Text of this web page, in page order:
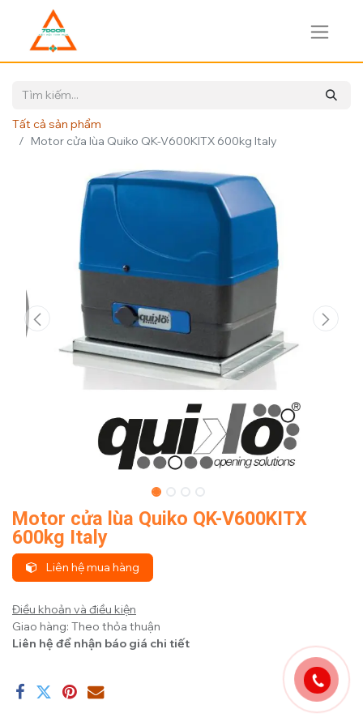
Tất cả sản phẩm
Motor cửa lùa Quiko QK-V600KITX 600kg Italy
Motor cửa lùa Quiko QK-V600KITX
600kg Italy
Liên hệ mua hàng
Điều khoản và điều kiện
Giao hàng: Theo thỏa thuận
Liên hệ để nhận báo giá chi tiết